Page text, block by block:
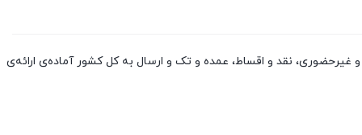
از چین و دوبی، به صورت حضوری و غیرحضوری، نقد و اقساط، عمده و تک و ارسال به کل کشور آماده‌ی ارائه‌ی